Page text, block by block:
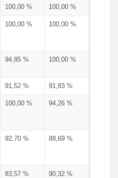
100,00 % 100,00 %
100,00 % 100,00 %
94,85 % 100,00 %
91,52 % 91,83 %
100,00 % 94,26 %
92,70 % 88,69 %
83,57 % 90,32 %